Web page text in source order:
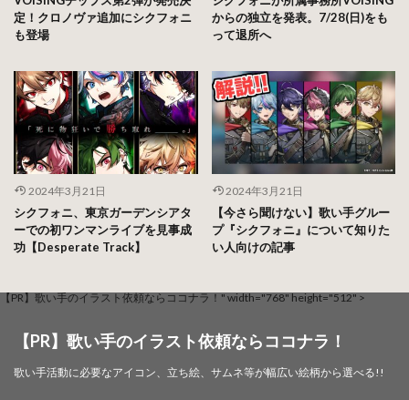
定！クロノヴァ追加にシクフォニ
も登場
からの独立を発表。7/28(日)をも
って退所へ
2024年3月21日
シクフォニ、東京ガーデンシアタ
ーでの初ワンマンライブを見事成
功【Desperate Track】
2024年3月21日
【今さら聞けない】歌い手グルー
プ『シクフォニ』について知りた
い人向けの記事
【PR】歌い手のイラスト依頼ならココナラ！" width="768" height="512" >
【PR】歌い手のイラスト依頼ならココナラ！
歌い手活動に必要なアイコン、立ち絵、サムネ等が幅広い絵柄から選べる!!